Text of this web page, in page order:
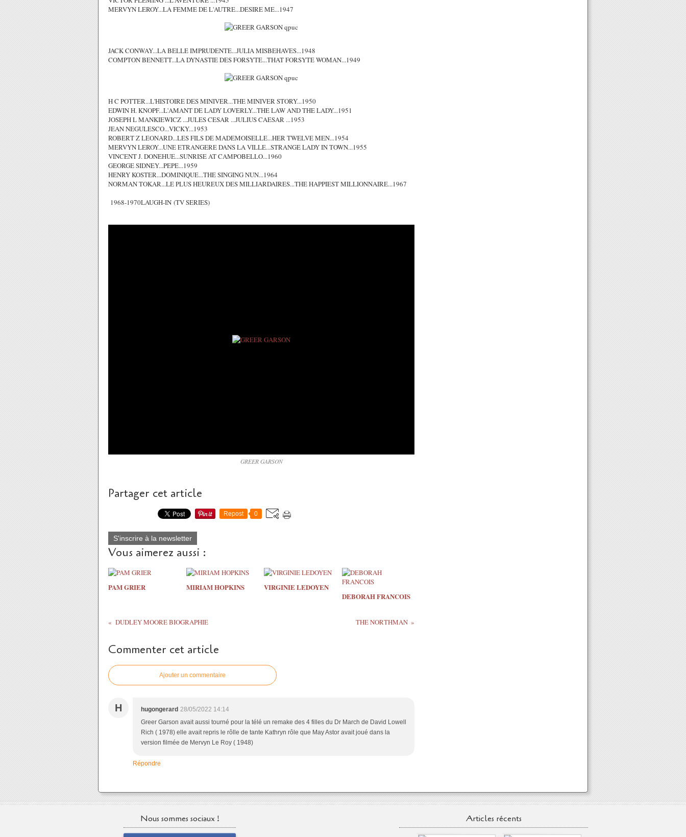
MERVYN LEROY...LA FEMME DE L'AUTRE...DESIRE ME...1947
JACK CONWAY...LA BELLE IMPRUDENTE...JULIA MISBEHAVES...1948
COMPTON BENNETT...LA DYNASTIE DES FORSYTE...THAT FORSYTE WOMAN...1949
H C POTTER...L'HISTOIRE DES MINIVER...THE MINIVER STORY...1950
EDWIN H. KNOPF...L'AMANT DE LADY LOVERLY...THE LAW AND THE LADY...1951
JOSEPH L MANKIEWICZ ...JULES CESAR ...JULIUS CAESAR ...1953
JEAN NEGULESCO...VICKY...1953
ROBERT Z LEONARD...LES FILS DE MADEMOISELLE...HER TWELVE MEN...1954
MERVYN LEROY...UNE ETRANGERE DANS LA VILLE...STRANGE LADY IN TOWN...1955
VINCENT J. DONEHUE...SUNRISE AT CAMPOBELLO...1960
GEORGE SIDNEY...PEPE...1959
HENRY KOSTER...DOMINIQUE...THE SINGING NUN...1964
NORMAN TOKAR...LE PLUS HEUREUX DES MILLIARDAIRES...THE HAPPIEST MILLIONNAIRE...1967
1968-1970LAUGH-IN (TV SERIES)
GREER GARSON
Partager cet article
Repost 0
S'inscrire à la newsletter
Vous aimerez aussi :
PAM GRIER MIRIAM HOPKINS
VIRGINIE LEDOYEN
DEBORAH FRANCOIS
DUDLEY MOORE BIOGRAPHIE THE NORTHMAN
Commenter cet article
Ajouter un commentaire
H hugongerard 28/05/2022 14:14
Greer Garson avait aussi tourné pour la télé un remake des 4 filles du Dr March de David Lowell
Rich ( 1978) elle avait repris le rôlle de tante Kathryn rôle que May Astor avait joué dans la
version filmée de Mervyn Le Roy ( 1948)
Répondre
Nous sommes sociaux ! Articles récents